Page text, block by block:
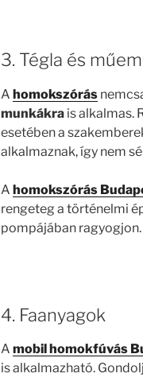
3. Tégla és
A homokszórás
munkákra is alkalmas.
esetében a
alkalmaznak, így nem
A homokszórás
rengeteg a történelmi
pompájában ragyogjon.
4. Faanyagok
A mobil homokfúvás
is alkalmazható.